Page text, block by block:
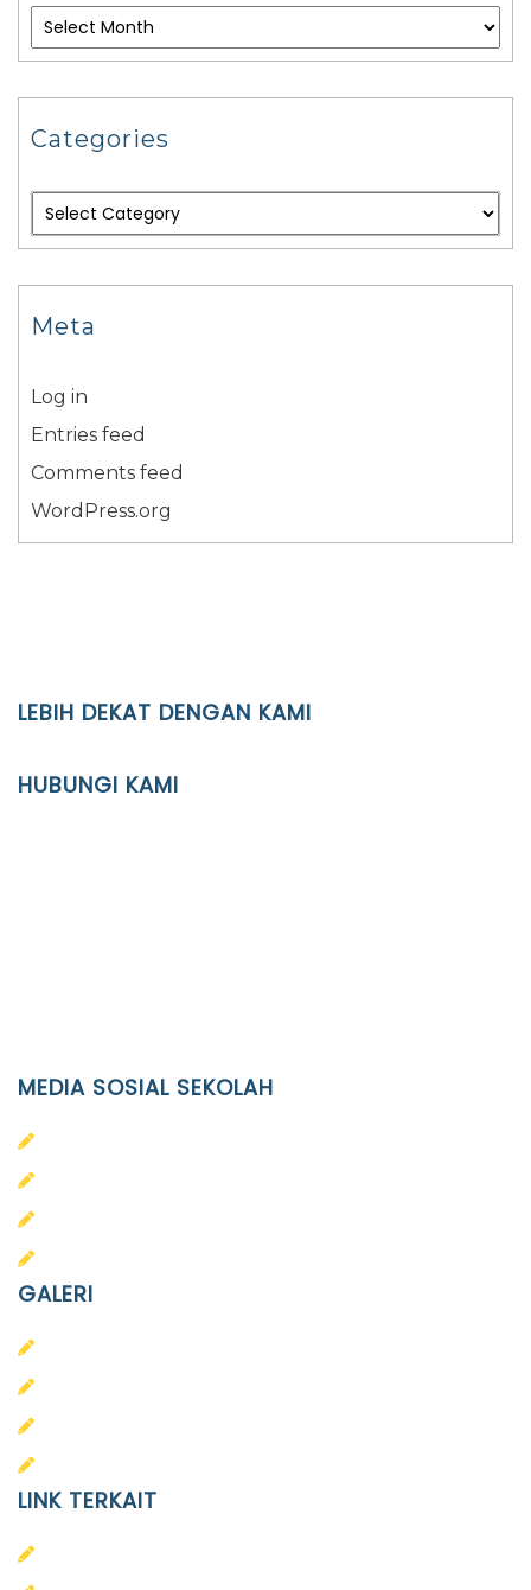
Categories
Meta
Log in
Entries feed
Comments feed
WordPress.org
LEBIH DEKAT DENGAN KAMI
HUBUNGI KAMI
MEDIA SOSIAL SEKOLAH
GALERI
LINK TERKAIT